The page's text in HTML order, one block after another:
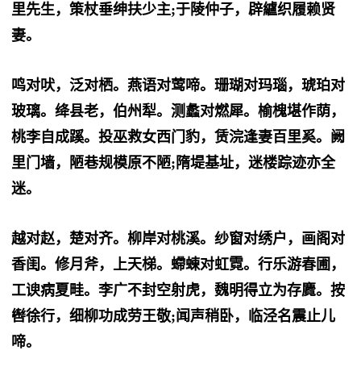
里先生，策杖垂绅扶少主;于陵仲子，辟纑织履赖贤
妻。
鸣对吠，泛对栖。燕语对莺啼。珊瑚对玛瑙，琥珀对
玻璃。绛县老，伯州犁。测蠡对燃犀。榆槐堪作荫，
桃李自成蹊。投巫救女西门豹，赁浣逢妻百里奚。阙
里门墙，陋巷规模原不陋;隋堤基址，迷楼踪迹亦全
迷。
越对赵，楚对齐。柳岸对桃溪。纱窗对绣户，画阁对
香闺。修月斧，上天梯。螮蝀对虹霓。行乐游春圃，
工谀病夏畦。李广不封空射虎，魏明得立为存麑。按
辔徐行，细柳功成劳王敬;闻声稍卧，临泾名震止儿
啼。